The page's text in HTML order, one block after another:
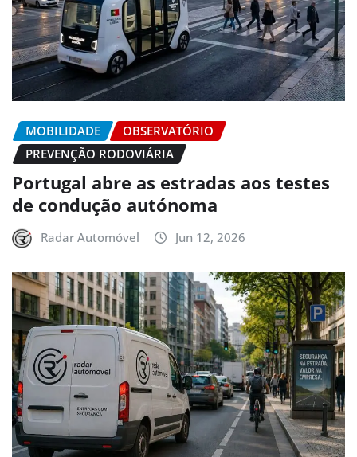
MOBILIDADE
OBSERVATÓRIO
PREVENÇÃO RODOVIÁRIA
Portugal abre as estradas aos testes
de condução autónoma
Radar Automóvel Jun 12, 2026